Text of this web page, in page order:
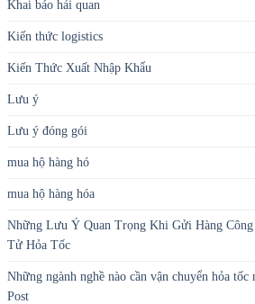
Khai báo hải quan
Kiến thức logistics
Kiến Thức Xuất Nhập Khẩu
Lưu ý
Lưu ý đóng gói
mua hộ hàng hó
mua hộ hàng hóa
Những Lưu Ý Quan Trọng Khi Gửi Hàng
Tử Hỏa Tốc
Những ngành nghề nào cần vận chuyển hỏa tốc
Post